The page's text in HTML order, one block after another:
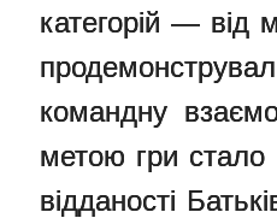
категорій — від
командну
метою гри стало
відданості